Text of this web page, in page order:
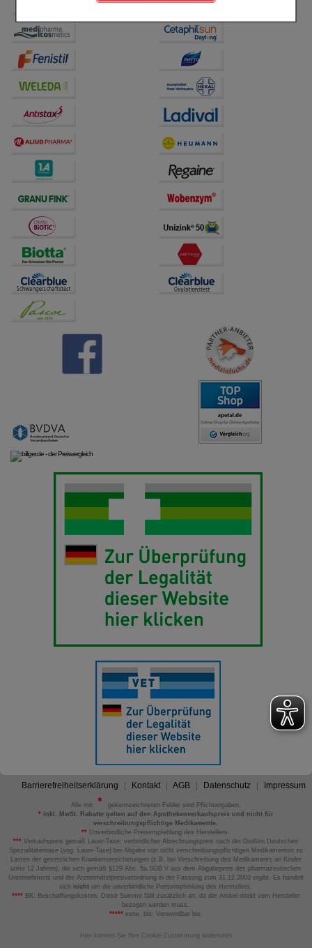
Einkaufserlebnis noch ansprechender zu gestalten,
beispielsweise für die Wiedererkennung des
Verhaltensweisen (z.B. Spracheinstellung)
auch auf Ihre Bedürfnisse zugeschrittene Inhalte
anzuzeigen und unser Partnerprogramm zu
betreiben.
Hierüber lassen sich
Informationen über die Art und Weise der Nutzung
unserer Website sammeln, mit deren Hilfe wir unsere
Website weiter für Sie optimieren können, den Inhalt
Drittseiten möglichst relevant für Sie zu gestalten.
Dritte wie z.B. Google oder soziale Medien
übertragen werden.
Barrierefreiheitserklärung Kontakt AGB Datenschutz Impressum
Alle mit
gekennzeichneten Felder sind Pflichtangaben.
*inkl. MwSt. Rabatte gelten auf den Apothekenverkaufspreis und nicht für
verschreibungspflichtige Medikamente.
** Unverbindliche Preisempfehlung des Herstellers.
*** Verkaufspreis gemäß Lauer-Taxe; verbindlicher Abrechnungspreis nach der Großen Deutschen
Spezialitätentaxe (sog. Lauer-Taxe) bei Abgabe von nicht verschreibungspflichtigen Medikamenten zu
Lasten der gesetzlichen Krankenversicherungen (z.B. bei Verschreibung des Medikaments an Kinder
unter 12 Jahren), die sich gemäß §129 Abs. 5a SGB V aus dem Abgabepreis des pharmazeutischen
Unternehmens und der Arzneimittelpreisverordnung in der Fassung zum 31.12.2003 ergibt. Es handelt
sich nicht um die unverbindliche Preisempfehlung des Herstellers.
****BK: Beschaffungskosten. Diese Summe fällt zusätzlich an, da der Artikel direkt vom Hersteller
bezogen werden muss.
*****verw. bis: Verwendbar bis.
Hier können Sie Ihre Cookie-Zustimmung widerrufen